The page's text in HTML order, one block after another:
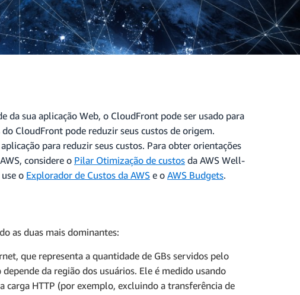
sua aplicação Web, o CloudFront pode ser usado para
CloudFront pode reduzir seus custos de origem.
para reduzir seus custos. Para obter orientações
considere o Pilar Otimização de custos da AWS Well-
o Explorador de Custos da AWS e o AWS Budgets.
as duas mais dominantes:
que representa a quantidade de GBs servidos pelo
da região dos usuários. Ele é medido usando
carga HTTP (por exemplo, excluindo a transferência de